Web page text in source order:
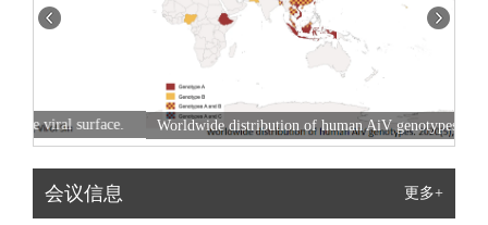
Worldwide distribution of human AiV genotypes. 2020(5), Virol
Sin.
会议信息 更多+